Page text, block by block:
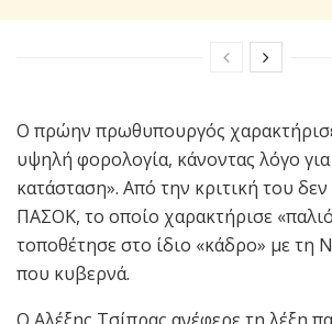
Ο πρώην πρωθυπουργός
υψηλή φορολογία, κάνοντας λόγο
κατάσταση». Από την κριτική του δεν
ΠΑΣΟΚ, το οποίο χαρακτήρισε
τοποθέτησε στο ίδιο «κάδρο» με τη
που κυβερνά.